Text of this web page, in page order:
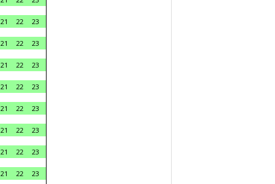
21 22
23
21 22
23
21 22
23
21 22
23
21 22
23
21 22
23
21 22
23
21 22
23